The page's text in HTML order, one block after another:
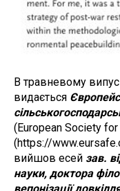
В травневому
видається
(European Society
(https://
вийшов есей зав.
науки, доктора